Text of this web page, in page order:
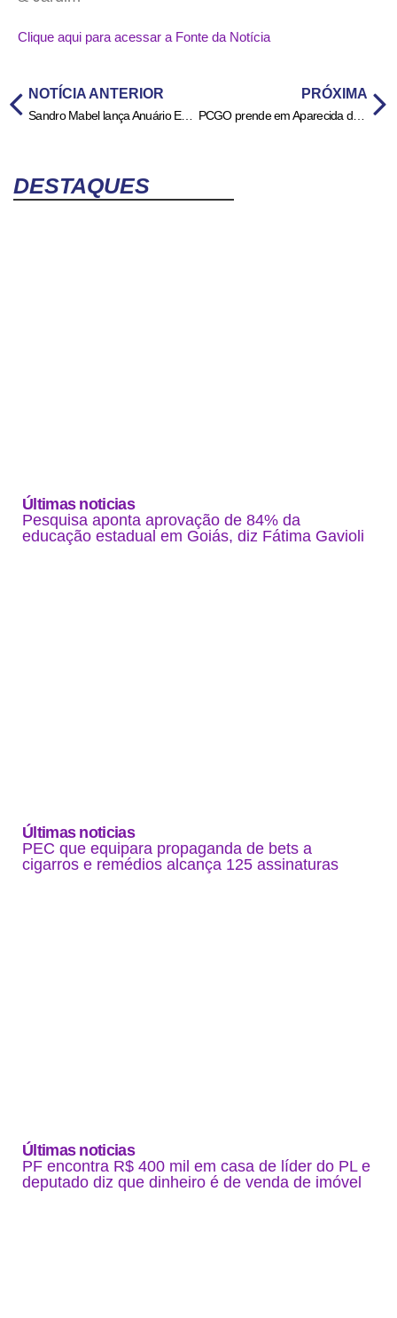
Clique aqui para acessar a Fonte da Notícia
NOTÍCIA ANTERIOR
Sandro Mabel lança Anuário Estatístico 2025 e anuncia ações para revitalizar o Centro de Goiânia
PRÓXIMA
DESTAQUES
Últimas noticias
Pesquisa aponta aprovação de 84% da
educação estadual em Goiás, diz Fátima Gavioli
Últimas noticias
PEC que equipara propaganda de bets a
cigarros e remédios alcança 125 assinaturas
Últimas noticias
PF encontra R$ 400 mil em casa de líder do PL e
deputado diz que dinheiro é de venda de imóvel